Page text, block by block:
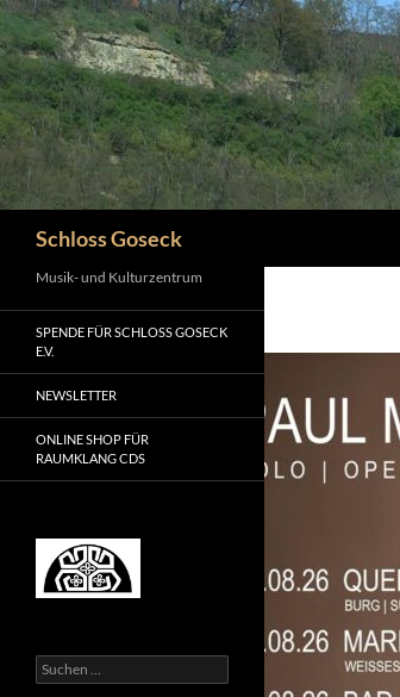
Zum
Inhalt
springen
Schloss Goseck
Musik- und Kulturzentrum
SPENDE FÜR SCHLOSS GOSECK
E.V.
NEWSLETTER
ONLINE SHOP FÜR
RAUMKLANG CDS
Suchen
nach: